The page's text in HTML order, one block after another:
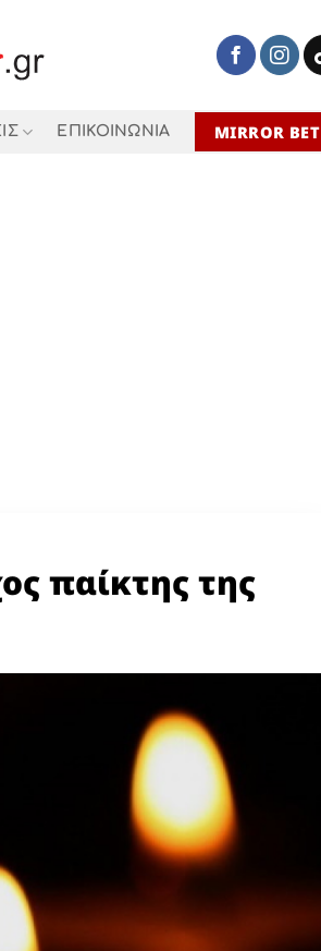
ΕΠΙΚΟΙΝΩΝΙΑ MIRROR BET
παίκτης της